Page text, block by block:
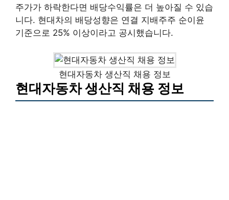
주가가 하락한다면 배당수익률은 더 높아질 수 있습
니다. 현대차의 배당성향은 연결 지배주주 순이윤
기준으로 25% 이상이라고 공시했습니다.
현대자동차 생산직 채용 정보
현대자동차 생산직 채용 정보